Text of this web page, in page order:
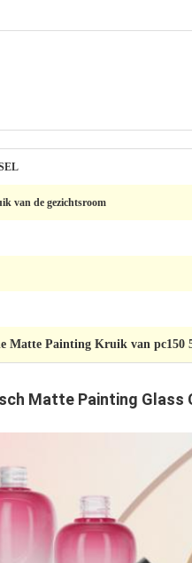
van de gezichtsroom
Matte Painting Kruik van pc150
Matte Painting